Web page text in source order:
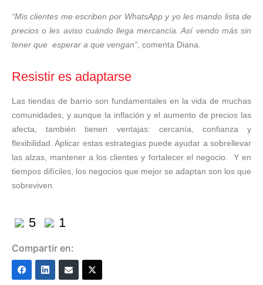
“Mis clientes me escriben por WhatsApp y yo les mando lista de
precios o les aviso cuándo llega mercancía. Así vendo más sin
tener que esperar a que vengan”, comenta Diana.
Resistir es adaptarse
Las tiendas de barrio son fundamentales en la vida de muchas
comunidades, y aunque la inflación y el aumento de precios las
afecta, también tienen ventajas: cercanía, confianza y
flexibilidad. Aplicar estas estrategias puede ayudar a sobrellevar
las alzas, mantener a los clientes y fortalecer el negocio. Y en
tiempos difíciles, los negocios que mejor se adaptan son los que
sobreviven.
5 1
Compartir en: